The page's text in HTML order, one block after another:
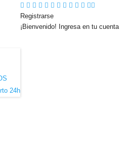
24h
Registrarse
¡Bienvenido! Ingresa en tu cuenta